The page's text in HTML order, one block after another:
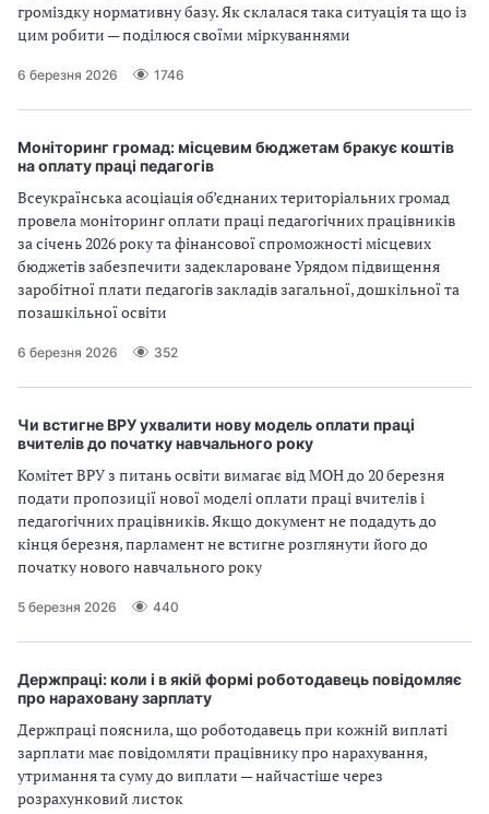
громіздку нормативну базу. Як склалася така ситуація та що із
цим робити — поділюся своїми міркуваннями
6 березня 2026 1746
Моніторинг громад: місцевим бюджетам бракує коштів
на оплату праці педагогів
Всеукраїнська асоціація об’єднаних територіальних громад
провела моніторинг оплати праці педагогічних працівників
за січень 2026 року та фінансової спроможності місцевих
бюджетів забезпечити задеклароване Урядом підвищення
заробітної плати педагогів закладів загальної, дошкільної та
позашкільної освіти
6 березня 2026 352
Чи встигне ВРУ ухвалити нову модель оплати праці
вчителів до початку навчального року
Комітет ВРУ з питань освіти вимагає від МОН до 20 березня
подати пропозиції нової моделі оплати праці вчителів і
педагогічних працівників. Якщо документ не подадуть до
кінця березня, парламент не встигне розглянути його до
початку нового навчального року
5 березня 2026 440
Держпраці: коли і в якій формі роботодавець повідомляє
про нараховану зарплату
Держпраці пояснила, що роботодавець при кожній виплаті
зарплати має повідомляти працівнику про нарахування,
утримання та суму до виплати — найчастіше через
розрахунковий листок